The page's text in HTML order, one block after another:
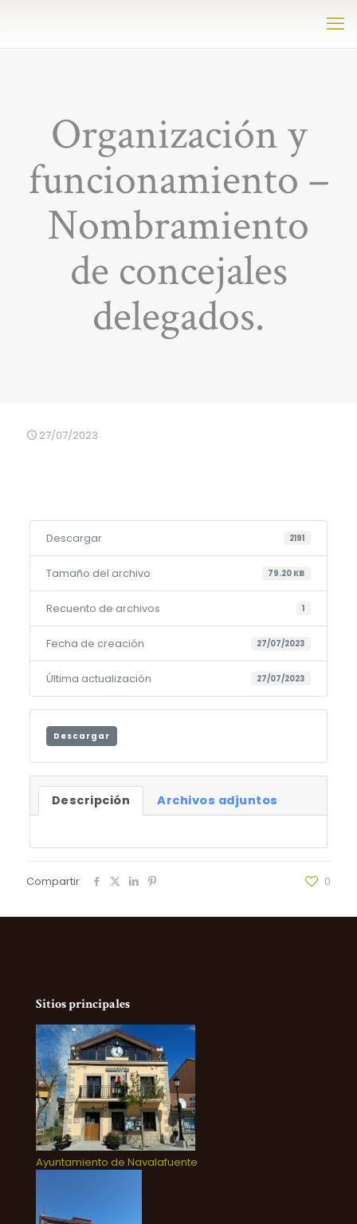
Organización y
funcionamiento –
Nombramiento
de concejales
delegados.
27/07/2023
Descargar 2191
Tamaño del archivo 79.20 KB
Recuento de archivos 1
Fecha de creación 27/07/2023
Última actualización 27/07/2023
Descargar
Descripción Archivos adjuntos
Compartir 0
Sitios principales
Ayuntamiento de Navalafuente